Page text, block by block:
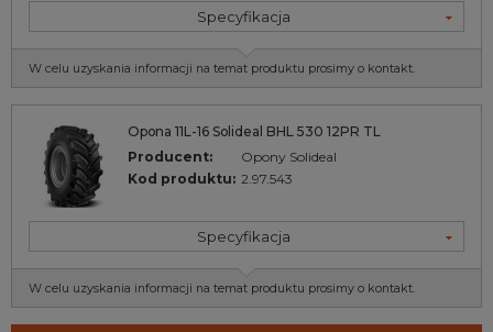
Specyfikacja
W celu uzyskania informacji na temat produktu prosimy o kontakt.
Opona 11L-16 Solideal BHL 530 12PR TL
Producent:
Opony Solideal
Kod produktu: 2.97.543
Specyfikacja
W celu uzyskania informacji na temat produktu prosimy o kontakt.